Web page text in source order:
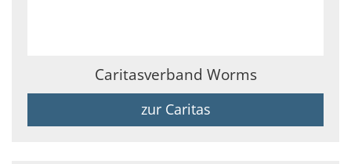
Caritasverband Worms
zur Caritas